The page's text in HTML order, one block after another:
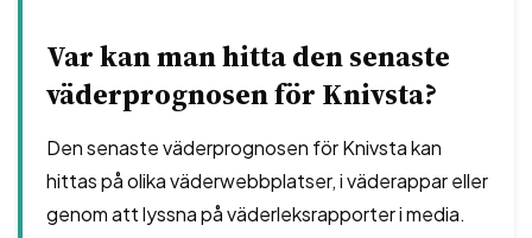
Var kan man hitta den senaste
väderprognosen för Knivsta?
Den senaste väderprognosen för Knivsta kan
hittas på olika väderwebbplatser, i väderappar eller
genom att lyssna på väderleksrapporter i media.